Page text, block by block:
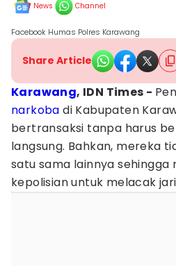
News Channel
Facebook Humas Polres Karawang
Share Article
Karawang, IDN Times -
narkoba di Kabupaten
bertransaksi tanpa harus
langsung. Bahkan, mereka
satu sama lainnya
kepolisian untuk melacak